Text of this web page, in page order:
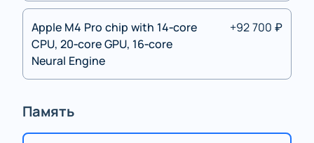
Apple M4 Pro chip with 14‑core
CPU, 20‑core GPU, 16‑core
Neural Engine
+92 700 ₽
Память